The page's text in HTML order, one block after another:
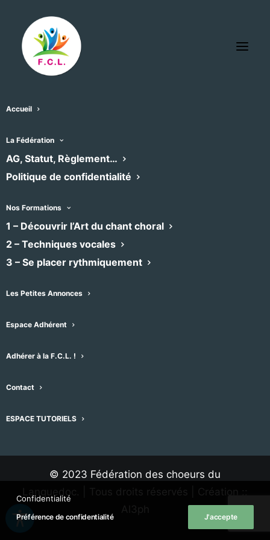
Accueil
La Fédération
AG, Statut, Règlement…
Politique de confidentialité
Nos Formations
1 – Découvrir l’Art du chant choral
2 – Techniques vocales
3 – Se placer rythmiquement
Les Petites Annonces
Espace Adhérent
Adhérer à la F.C.L. !
Contact
ESPACE TUTORIELS
L’Assemblée Générale a eu lieu le samedi 14
Vous pouvez consulter le compte-rendu de
l’AG .
Vous pouvez consulter aussi
les statuts de la FCL
La charte d’utilisation des adresses courriel
© 2023 Fédération des choeurs du
Languedoc. | Tous droits réservés | Création ::
Confidentialité
Préférence de confidentialité J'accepte